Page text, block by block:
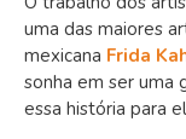
uma das maiores
mexicana Frida
sonha em ser uma
essa história para